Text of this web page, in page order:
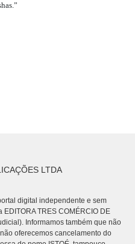
LTDA
digital independente e sem
TRES COMÉRCIO DE
Informamos também que não
oferecemos cancelamento do